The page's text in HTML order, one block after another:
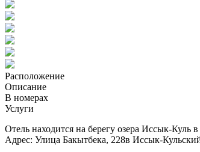
Расположение
Описание
В номерах
Услуги
Отель находится на берегу озера Иссык-Куль
Адрес: Улица Бакытбека, 228в Иссык-